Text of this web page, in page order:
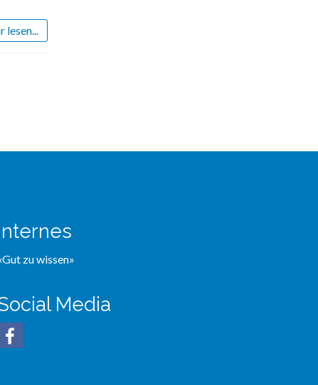
lesen...
zu wissen»
Media